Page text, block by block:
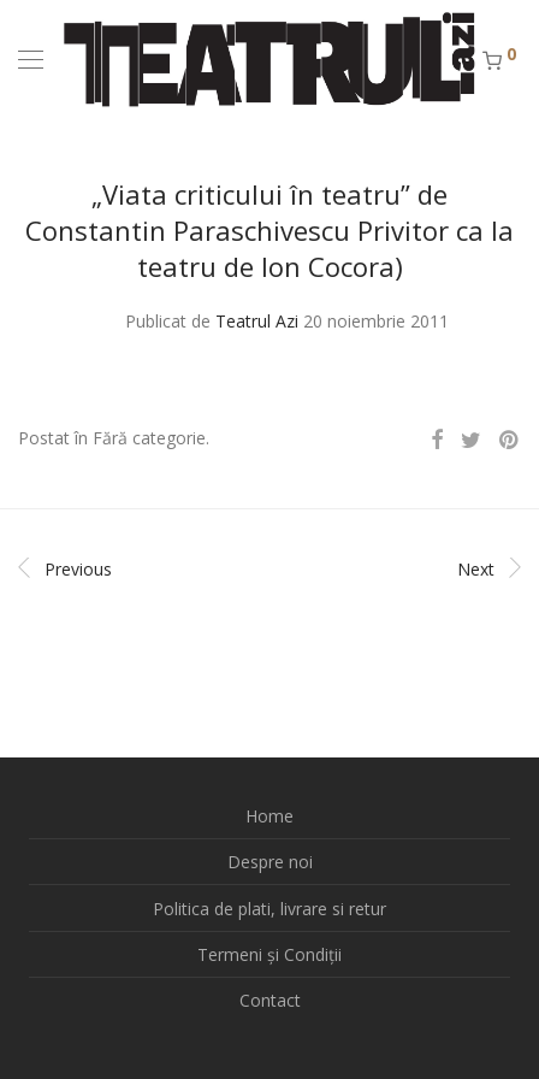
0
„Viata criticului în teatru” de
Constantin Paraschivescu Privitor ca la
teatru de Ion Cocora)
Publicat de Teatrul Azi 20 noiembrie 2011
Postat în Fără categorie.
Previous Next
Home
Despre noi
Politica de plati, livrare si retur
Termeni și Condiții
Contact